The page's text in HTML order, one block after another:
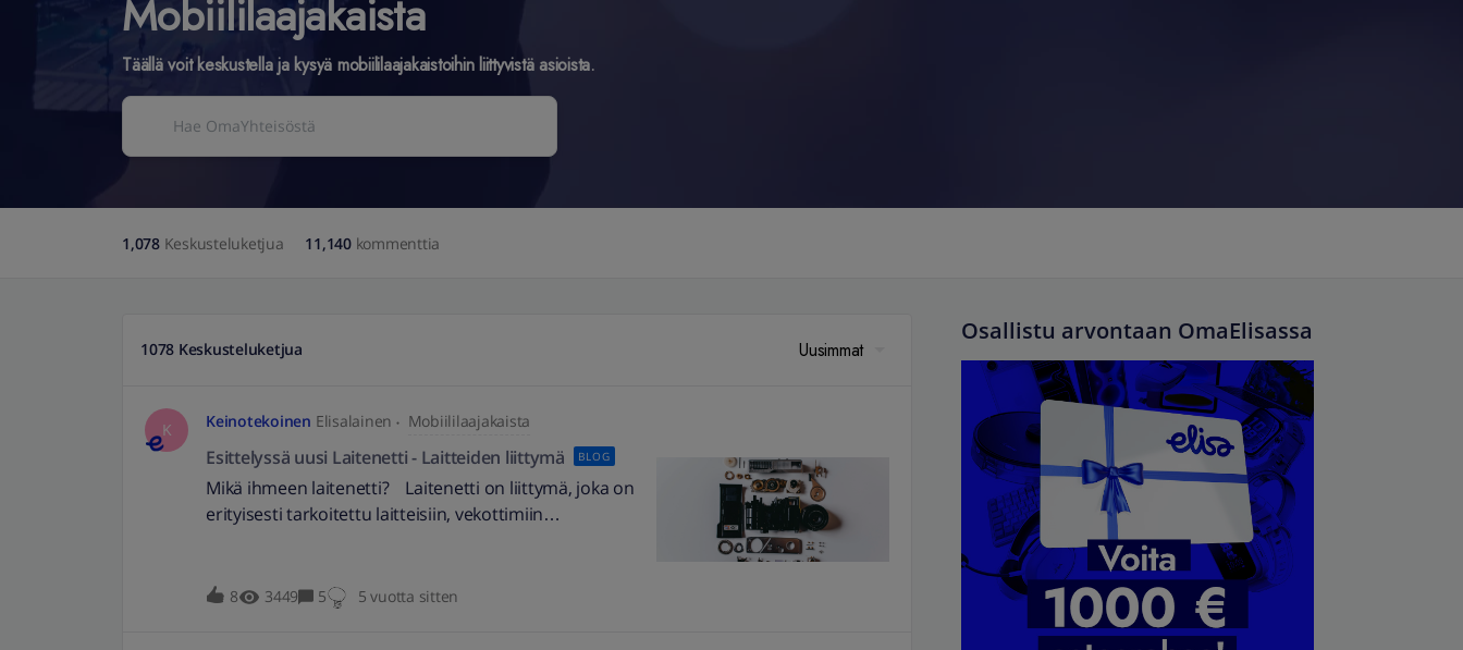
Mobiililaajakaista
Täällä voit keskustella ja kysyä mobiililaajakaistoihin liittyvistä asioista.
1,078 Keskusteluketjua 11,140 kommenttia
1078 Keskusteluketjua Uusimmat
K Keinotekoinen Elisalainen Mobiililaajakaista
Esittelyssä uusi Laitenetti - Laitteiden liittymä BLOG
Mikä ihmeen laitenetti? Laitenetti on liittymä, joka on
erityisesti tarkoitettu laitteisiin, vekottimiin
varten SIM-kortin kautta. Tähän mööpelien kirjoon
8 3449 5 5 vuotta sitten
Osallistu arvontaan OmaElisassa